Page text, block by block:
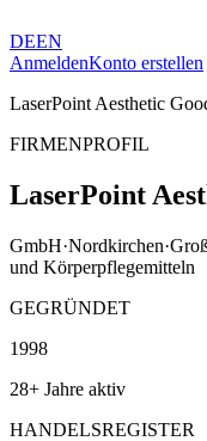
DEEN
AnmeldenKonto erstellen
LaserPoint Aesthetic
FIRMENPROFIL
LaserPoint
GmbH·Nordkirchen·
und Körperpflegemitteln
GEGRÜNDET
1998
28+ Jahre aktiv
HANDELSREGISTER